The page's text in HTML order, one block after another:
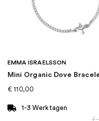
Kollektion
Marke:
EMMA ISRAELSSON
Mini Organic Dove
€ 110,00
1-3 Werktagen